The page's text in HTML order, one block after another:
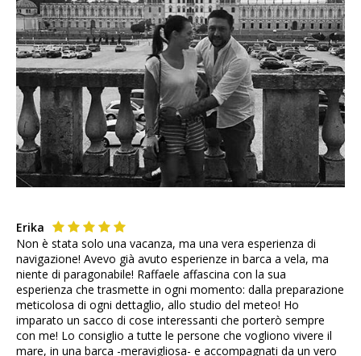
Erika
Non è stata solo una vacanza, ma una vera esperienza di
navigazione! Avevo già avuto esperienze in barca a vela, ma
niente di paragonabile! Raffaele affascina con la sua
esperienza che trasmette in ogni momento: dalla preparazione
meticolosa di ogni dettaglio, allo studio del meteo! Ho
imparato un sacco di cose interessanti che porterò sempre
con me! Lo consiglio a tutte le persone che vogliono vivere il
mare, in una barca -meravigliosa- e accompagnati da un vero